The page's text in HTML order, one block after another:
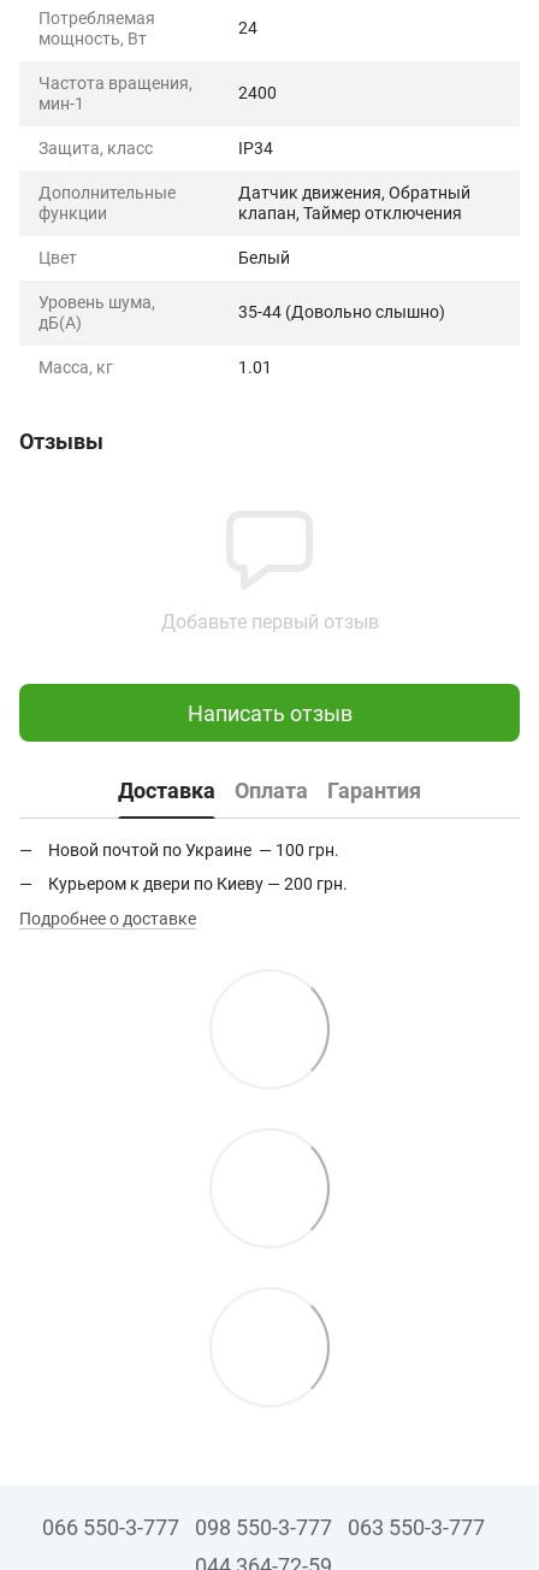
Потребляемая
мощность, Вт
24
Частота вращения,
мин-1
2400
Защита, класс IP34
Дополнительные
функции
Датчик движения, Обратный
клапан, Таймер отключения
Цвет Белый
Уровень шума,
дБ(А)
35-44 (Довольно слышно)
Масса, кг 1.01
Отзывы
Добавьте первый отзыв
Написать отзыв
Доставка Оплата Гарантия
Новой почтой по Украине — 100 грн.
Курьером к двери по Киеву — 200 грн.
Подробнее о доставке
066 550-3-777 098 550-3-777
063 550-3-777